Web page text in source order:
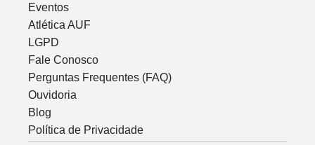
Eventos
Atlética AUF
LGPD
Fale Conosco
Perguntas Frequentes (FAQ)
Ouvidoria
Blog
Política de Privacidade